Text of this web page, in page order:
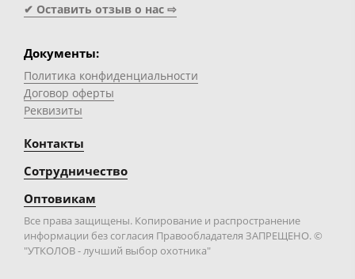
✔ Оставить отзыв о нас ⇨
Документы:
Политика конфиденциальности
Договор оферты
Реквизиты
Контакты
Сотрудничество
Оптовикам
Все права защищены. Копирование и распространение
информации без согласия Правообладателя ЗАПРЕЩЕНО. ©
"УТКОЛОВ - лучший выбор охотника"